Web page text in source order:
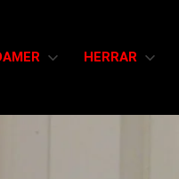
HERRAR